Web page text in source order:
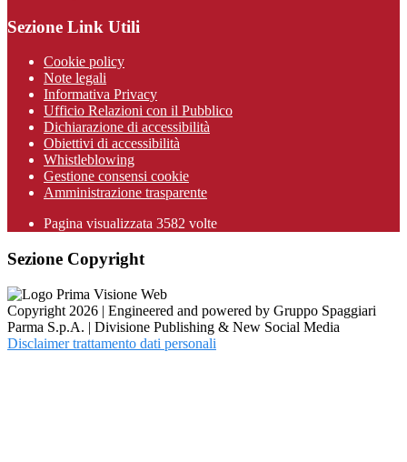
Sezione Link Utili
Cookie policy
Note legali
Informativa Privacy
Ufficio Relazioni con il Pubblico
Dichiarazione di accessibilità
Obiettivi di accessibilità
Whistleblowing
Gestione consensi cookie
Amministrazione trasparente
Pagina visualizzata 3582 volte
Sezione Copyright
Copyright 2026 | Engineered and powered by Gruppo Spaggiari
Parma S.p.A. | Divisione Publishing & New Social Media
Disclaimer trattamento dati personali